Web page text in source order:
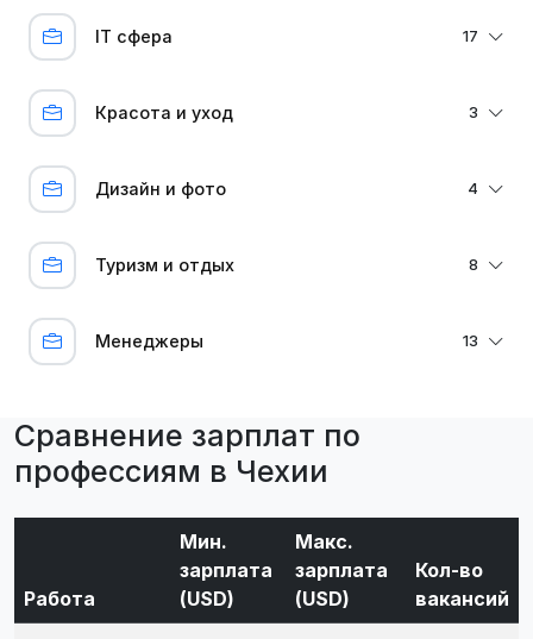
IT сфера 17
Красота и уход 3
Дизайн и фото 4
Туризм и отдых 8
Менеджеры 13
Сравнение зарплат по
профессиям в Чехии
Работа
Мин.
зарплата
(USD)
Макс.
зарплата
(USD)
Кол-во
вакансий